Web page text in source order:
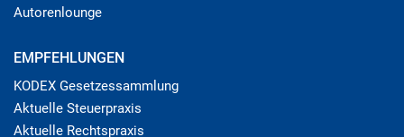
Autorenlounge
EMPFEHLUNGEN
KODEX Gesetzessammlung
Aktuelle Steuerpraxis
Aktuelle Rechtspraxis